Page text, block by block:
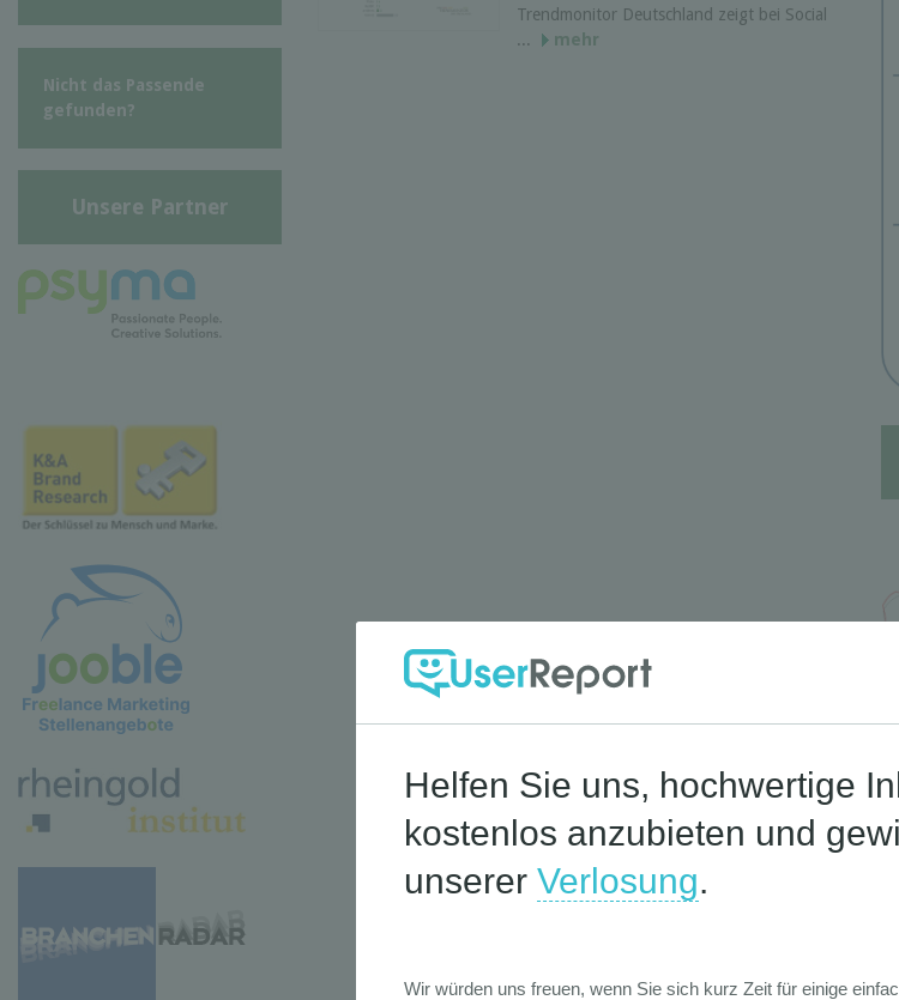
Trendmonitor Deutschland zeigt bei Social
...
mehr
Nicht das Passende
gefunden?
Unsere Partner